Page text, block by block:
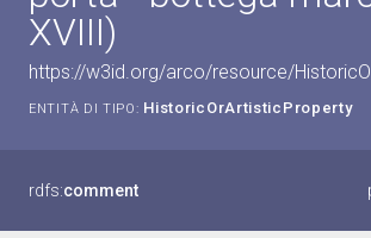
XVIII)
https://w3id.org/arco/resource/
ENTITÀ DI TIPO: HistoricOrArtisticProperty
rdfs:comment